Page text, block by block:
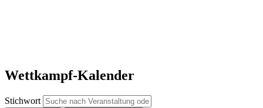
Wettkampf-Kalender
Stichwort